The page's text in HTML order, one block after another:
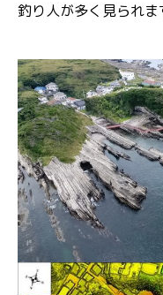
釣り人が多く見られま